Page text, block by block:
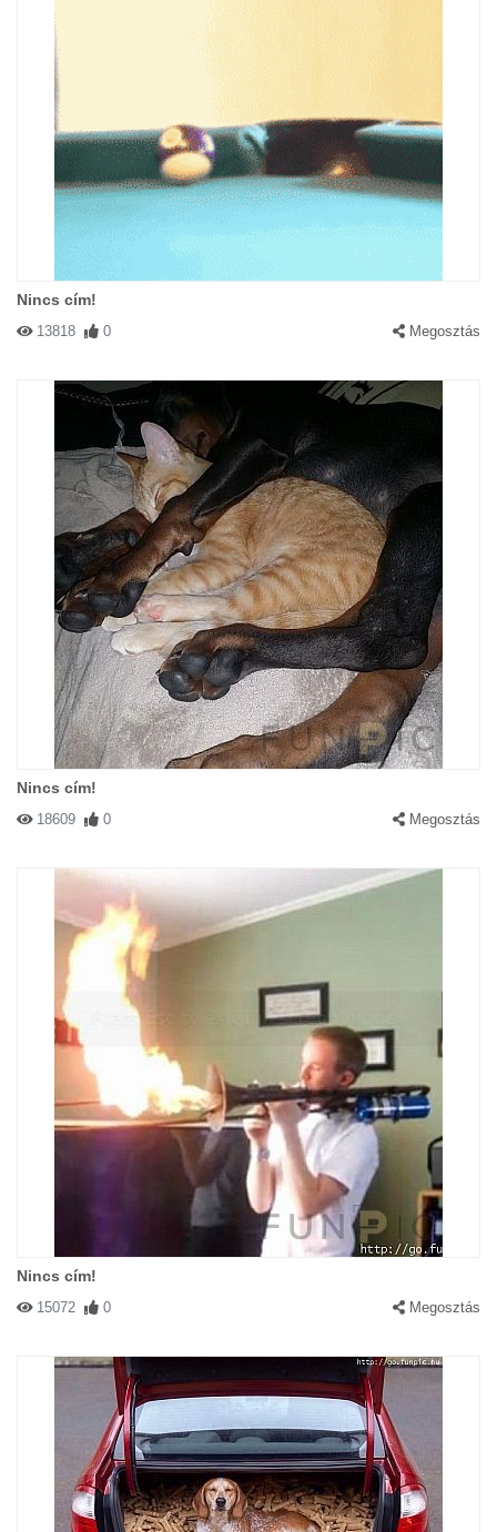
Nincs cím!
13818 0 Megosztás
Nincs cím!
18609 0 Megosztás
Nincs cím!
15072 0 Megosztás